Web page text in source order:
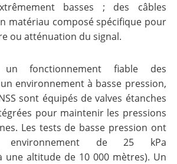
basses ; des câbles
matériau composé spécifique pour
ou atténuation du signal.
fonctionnement fiable des
environnement à basse pression,
sont équipés de valves étanches
pour maintenir les pressions
Les tests de basse pression ont
de 25 kPa
une altitude de 10 000 mètres). Un